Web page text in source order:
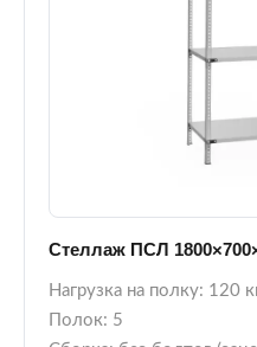
Стеллаж ПСЛ
Нагрузка на полку: 120
Полок: 5